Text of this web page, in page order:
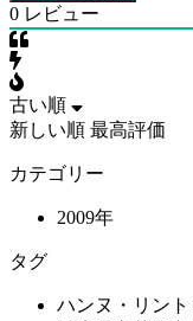
0 レビュー
古い順
新しい順 最高評価
カテゴリー
2009年
タグ
ハンヌ・リント